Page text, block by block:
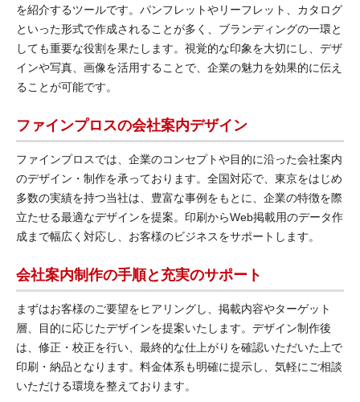
を紹介するツールです。パンフレットやリーフレット、カタログ
といった形式で作成されることが多く、ブランディングの一環と
しても重要な役割を果たします。視覚的な印象を大切にし、デザ
インや写真、画像を活用することで、企業の魅力を効果的に伝え
ることが可能です。
ファインプロスの会社案内デザイン
ファインプロスでは、企業のコンセプトや目的に沿った会社案内
のデザイン・制作を承っております。全国対応で、東京をはじめ
多数の実績を持つ当社は、豊富な事例をもとに、企業の特徴を際
立たせる最適なデザインを提案。印刷からWeb掲載用のデータ作
成まで幅広く対応し、お客様のビジネスをサポートします。
会社案内制作の手順と充実のサポート
まずはお客様のご要望をヒアリングし、掲載内容やターゲット
層、目的に応じたデザインを提案いたします。デザイン制作後
は、修正・校正を行い、最終的な仕上がりを確認いただいた上で
印刷・納品となります。料金体系も明確に提示し、気軽にご相談
いただける環境を整えております。